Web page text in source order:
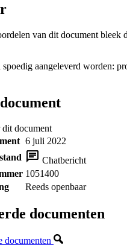
van dit document bleek
aangeleverd worden:
document
6 juli 2022
Chatbericht
1051400
Reeds openbaar
documenten
documenten